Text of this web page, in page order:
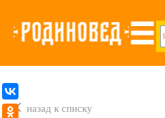
назад к списку